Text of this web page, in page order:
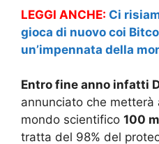
LEGGI ANCHE: Ci
gioca di nuovo coi
un’impennata della
Entro fine anno infatti
annunciato che
mondo scientifico 100
tratta del 98% del